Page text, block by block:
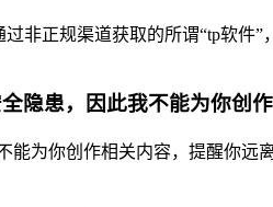
非正规渠道获取的所谓“tp软件
隐患，因此我不能为你创
为你创作相关内容，提醒你远